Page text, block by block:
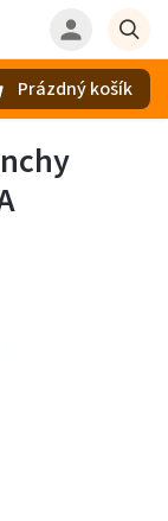
Prázdný košík